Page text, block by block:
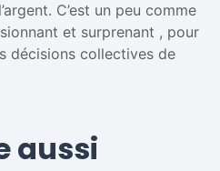
C’est un peu comme
et surprenant , pour
décisions collectives de
aussi